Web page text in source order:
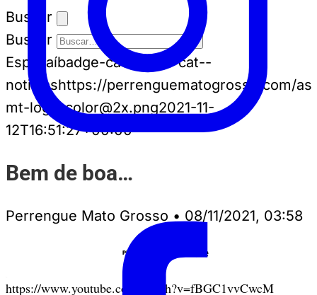
Buscar
Buscar
Espia aíbadge-cat badge-cat--
noticiashttps://perrenguematogrosso.com/
mt-logo-color@2x.png2021-11-
12T16:51:27+00:00
Bem de boa…
Perrengue Mato Grosso • 08/11/2021, 03:58
PUBLICIDADE Anuncie
https://www.youtube.com/watch?v=fBGC1vvCwcM